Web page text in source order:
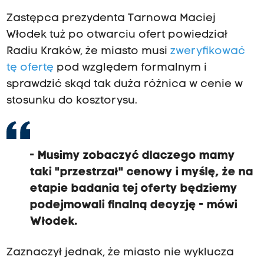
Zastępca prezydenta Tarnowa Maciej
Włodek tuż po otwarciu ofert powiedział
Radiu Kraków, że miasto musi zweryfikować
tę ofertę pod względem formalnym i
sprawdzić skąd tak duża różnica w cenie w
stosunku do kosztorysu.
- Musimy zobaczyć dlaczego mamy
taki "przestrzał" cenowy i myślę, że na
etapie badania tej oferty będziemy
podejmowali finalną decyzję - mówi
Włodek.
Zaznaczył jednak, że miasto nie wyklucza